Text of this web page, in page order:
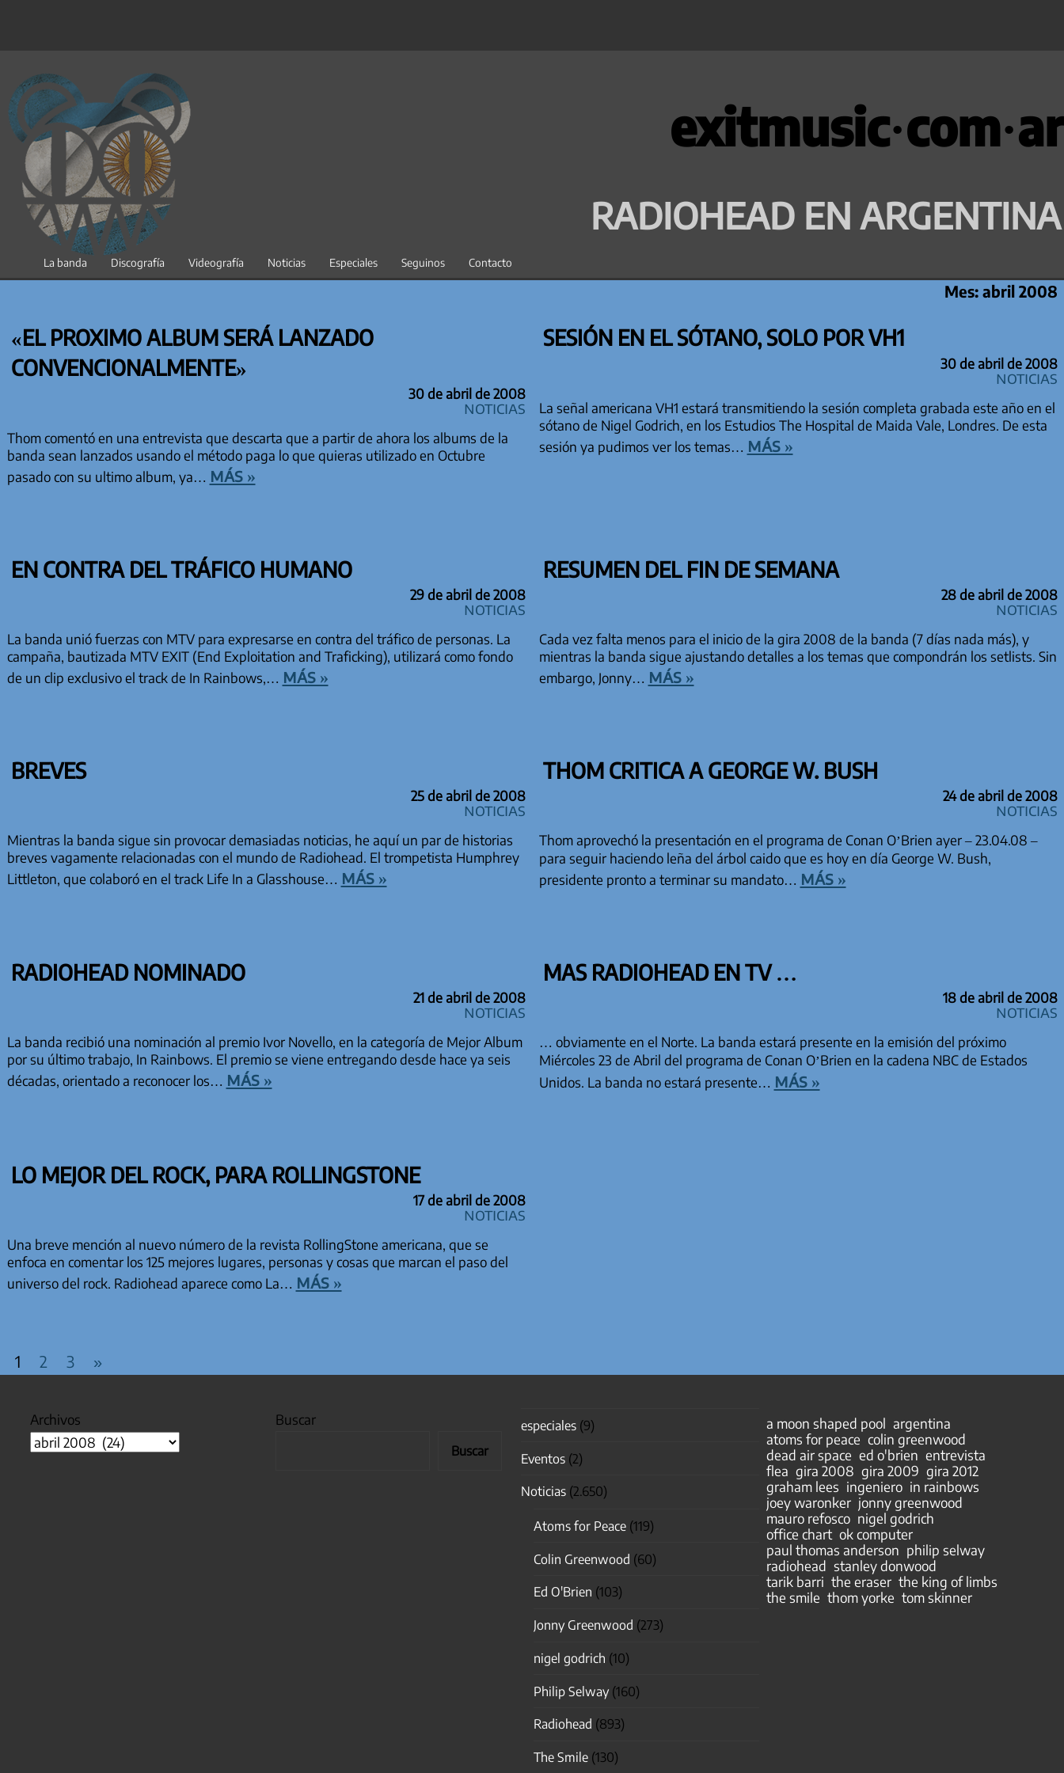
contenido
exitmusic·com·ar
RADIOHEAD EN ARGENTINA
La banda Discografía Videografía Noticias Especiales Seguinos Contacto
Mes: abril 2008
«EL PROXIMO ALBUM SERÁ LANZADO
CONVENCIONALMENTE»
30 de abril de 2008
Noticias
Thom comentó en una entrevista que descarta que a partir de ahora los albums de la
banda sean lanzados usando el método paga lo que quieras utilizado en Octubre
pasado con su ultimo album, ya… más »
SESIÓN EN EL SÓTANO, SOLO POR VH1
30 de abril de 2008
Noticias
La señal americana VH1 estará transmitiendo la sesión completa grabada este año en el
sótano de Nigel Godrich, en los Estudios The Hospital de Maida Vale, Londres. De esta
sesión ya pudimos ver los temas… más »
EN CONTRA DEL TRÁFICO HUMANO
29 de abril de 2008
Noticias
La banda unió fuerzas con MTV para expresarse en contra del tráfico de personas. La
campaña, bautizada MTV EXIT (End Exploitation and Traficking), utilizará como fondo
de un clip exclusivo el track de In Rainbows,… más »
RESUMEN DEL FIN DE SEMANA
28 de abril de 2008
Noticias
Cada vez falta menos para el inicio de la gira 2008 de la banda (7 días nada más), y
mientras la banda sigue ajustando detalles a los temas que compondrán los setlists. Sin
embargo, Jonny… más »
BREVES
25 de abril de 2008
Noticias
Mientras la banda sigue sin provocar demasiadas noticias, he aquí un par de historias
breves vagamente relacionadas con el mundo de Radiohead. El trompetista Humphrey
Littleton, que colaboró en el track Life In a Glasshouse… más »
THOM CRITICA A GEORGE W. BUSH
24 de abril de 2008
Noticias
Thom aprovechó la presentación en el programa de Conan O’Brien ayer – 23.04.08 –
para seguir haciendo leña del árbol caido que es hoy en día George W. Bush,
presidente pronto a terminar su mandato… más »
RADIOHEAD NOMINADO
21 de abril de 2008
Noticias
La banda recibió una nominación al premio Ivor Novello, en la categoría de Mejor Album
por su último trabajo, In Rainbows. El premio se viene entregando desde hace ya seis
décadas, orientado a reconocer los… más »
MAS RADIOHEAD EN TV …
18 de abril de 2008
Noticias
… obviamente en el Norte. La banda estará presente en la emisión del próximo
Miércoles 23 de Abril del programa de Conan O’Brien en la cadena NBC de Estados
Unidos. La banda no estará presente… más »
LO MEJOR DEL ROCK, PARA ROLLINGSTONE
17 de abril de 2008
Noticias
Una breve mención al nuevo número de la revista RollingStone americana, que se
enfoca en comentar los 125 mejores lugares, personas y cosas que marcan el paso del
universo del rock. Radiohead aparece como La… más »
PAGINACIÓN DE ENTRADAS
1 2 3
Entradas
»
Archivos Buscar
Buscar
especiales(9)
Eventos(2)
Noticias(2.650)
Atoms for Peace(119)
Colin Greenwood (60)
Ed O'Brien (103)
Jonny Greenwood (273)
nigel godrich (10)
Philip Selway(160)
Radiohead (893)
The Smile(130)
a moon shaped pool argentina
atoms for peace colin greenwood
dead air space ed o'brien entrevista
flea gira 2008 gira 2009 gira 2012
graham lees ingeniero in rainbows
joey waronker jonny greenwood
mauro refosco nigel godrich
office chart ok computer
paul thomas anderson philip selway
radiohead stanley donwood
tarik barri the eraser the king of limbs
the smile thom yorke tom skinner